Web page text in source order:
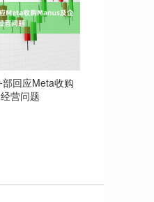
回应Meta收购
营问题